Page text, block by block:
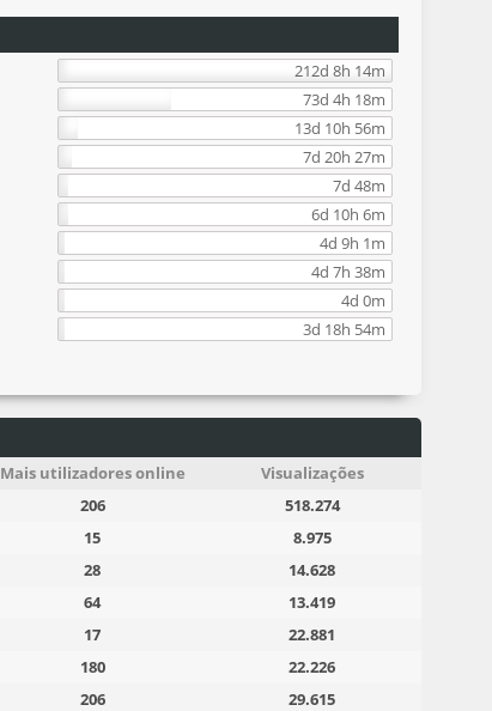
212d 8h 14m
73d 4h 18m
13d 10h 56m
7d 20h 27m
7d 48m
6d 10h 6m
4d 9h 1m
4d 7h 38m
4d 0m
3d 18h 54m
Mais utilizadores online
Visualizações
206
518.274
15
8.975
28
14.628
64
13.419
17
22.881
180
22.226
206
29.615